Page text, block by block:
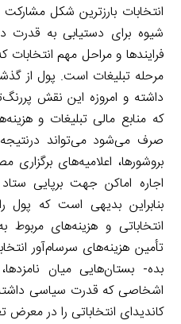
انتخابات بارزترین شکل
شیوه برای دستیابی به
فرایندها و مراحل مهم
مرحله تبلیغات است. پول از
داشته و امروزه این نقش
که منابع مالی تبلیغات و
صرف می‌شود می‌تواند درنتیجه
بروشورها، اعلامیه‌های برگزاری
اجاره اماکن جهت برپایی
بنابراین بدیهی است که پول
انتخاباتی و هزینه‌های مربوط
تأمین هزینه‌های سرسام‌آور
بده- بستان‌هایی میان
اشخاصی که قدرت سیاسی
کاندیدای انتخاباتی را در معرض